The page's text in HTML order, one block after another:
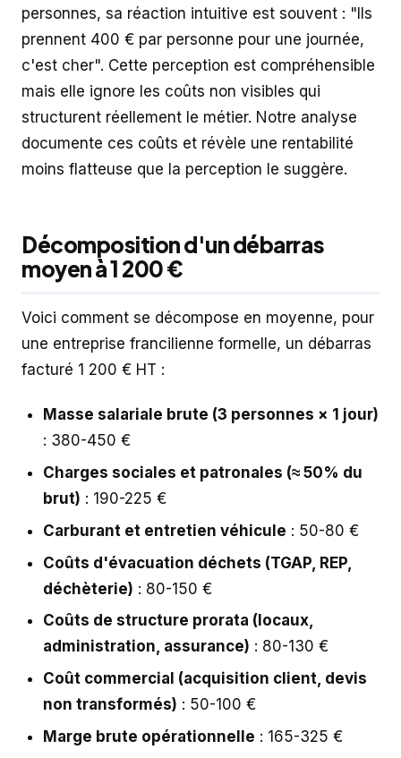
personnes, sa réaction intuitive est souvent : "Ils
prennent 400 € par personne pour une journée,
c'est cher". Cette perception est compréhensible
mais elle ignore les coûts non visibles qui
structurent réellement le métier. Notre analyse
documente ces coûts et révèle une rentabilité
moins flatteuse que la perception le suggère.
Décomposition d'un débarras
moyen à 1 200 €
Voici comment se décompose en moyenne, pour
une entreprise francilienne formelle, un débarras
facturé 1 200 € HT :
Masse salariale brute (3 personnes × 1 jour)
: 380-450 €
Charges sociales et patronales (≈ 50% du
brut) : 190-225 €
Carburant et entretien véhicule : 50-80 €
Coûts d'évacuation déchets (TGAP, REP,
déchèterie) : 80-150 €
Coûts de structure prorata (locaux,
administration, assurance) : 80-130 €
Coût commercial (acquisition client, devis
non transformés) : 50-100 €
Marge brute opérationnelle : 165-325 €